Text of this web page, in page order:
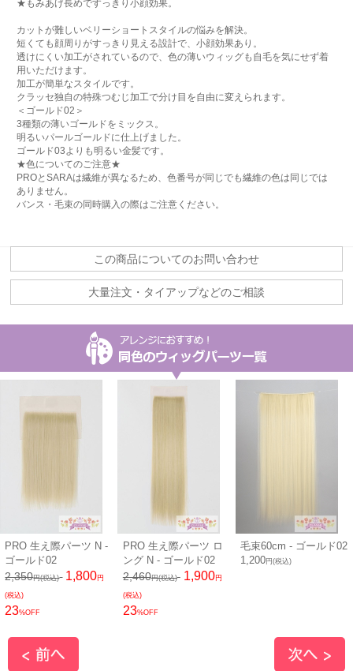
★もみあげ長めですっきり小顔効果。
カットが難しいベリーショートスタイルの悩みを解決。
短くても顔周りがすっきり見える設計で、小顔効果あり。
透けにくい加工がされているので、色の薄いウィッグも自毛を気にせず着
用いただけます。
加工が簡単なスタイルです。
クラッセ独自の特殊つむじ加工で分け目を自由に変えられます。
＜ゴールド02＞
3種類の薄いゴールドをミックス。
明るいパールゴールドに仕上げました。
ゴールド03よりも明るい金髪です。
★色についてのご注意★
PROとSARAは繊維が異なるため、色番号が同じでも繊維の色は同じでは
ありません。
バンス・毛束の同時購入の際はご注意ください。
この商品についてのお問い合わせ
大量注文・タイアップなどのご相談
PRO 生え際パーツ N -
ゴールド02
2,350円(税込) 1,800円
(税込)
23%OFF
PRO 生え際パーツ ロ
ング N - ゴールド02
2,460円(税込) 1,900円
(税込)
23%OFF
毛束60cm - ゴールド02
1,200円(税込)